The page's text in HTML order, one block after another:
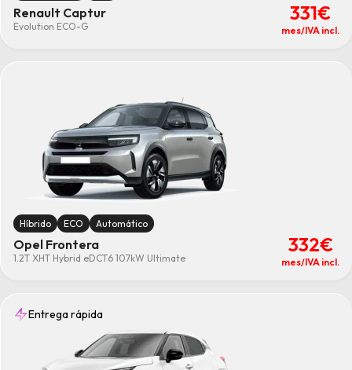
Renault Captur
Evolution ECO-G
331€
mes/IVA incl.
Híbrido ECO Automático
Opel Frontera
1.2T XHT Hybrid eDCT6 107kW Ultimate
332€
mes/IVA incl.
Entrega rápida